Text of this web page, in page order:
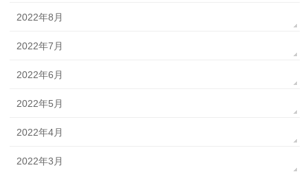
2022年8月
2022年7月
2022年6月
2022年5月
2022年4月
2022年3月